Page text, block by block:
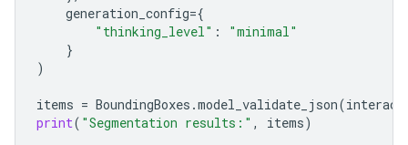
generation_config={
"thinking_level" :
"minimal"
}
)
items = BoundingBoxes .model_validate_json(
print( "Segmentation results:" , items)